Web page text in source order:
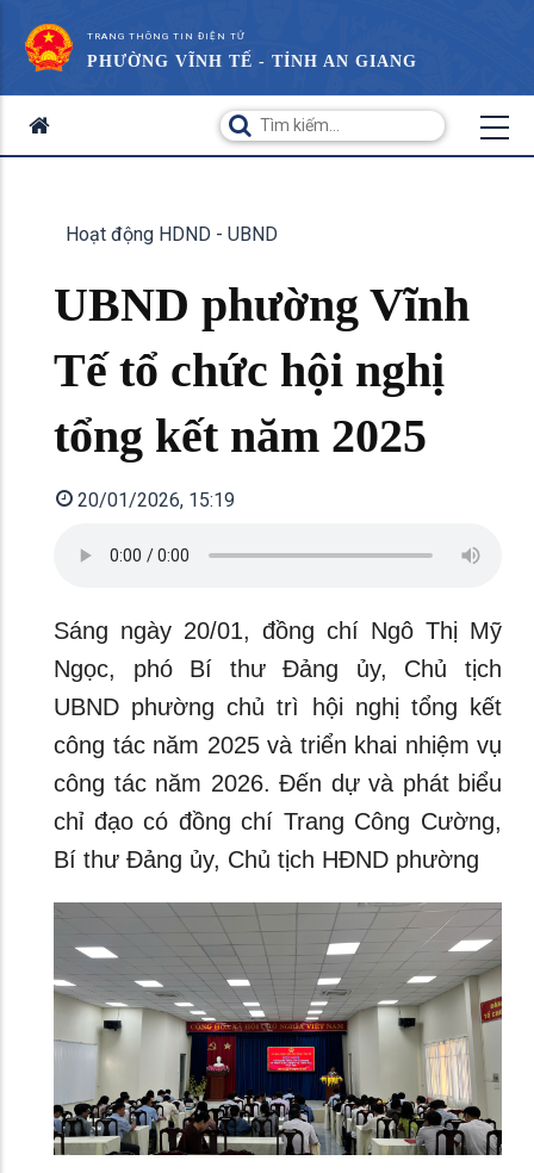
TRANG THÔNG TIN ĐIỆN TỬ
PHƯỜNG VĨNH TẾ - TỈNH AN GIANG
Hoạt động HDND - UBND
UBND phường Vĩnh
Tế tổ chức hội nghị
tổng kết năm 2025
20/01/2026, 15:19
Sáng ngày 20/01, đồng chí Ngô Thị Mỹ
Ngọc, phó Bí thư Đảng ủy, Chủ tịch
UBND phường chủ trì hội nghị tổng kết
công tác năm 2025 và triển khai nhiệm vụ
công tác năm 2026. Đến dự và phát biểu
chỉ đạo có đồng chí Trang Công Cường,
Bí thư Đảng ủy, Chủ tịch HĐND phường